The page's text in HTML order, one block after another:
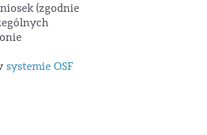
(zgodnie
systemie OSF